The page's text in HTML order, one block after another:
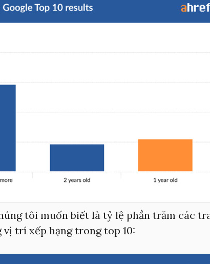
tôi muốn biết là tỷ lệ phần trăm các
trí xếp hạng trong top 10: